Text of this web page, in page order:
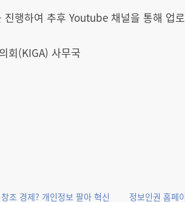
행하여 추후 Youtube 채널을 통해 업
회(KIGA) 사무국
조 경제? 개인정보 팔아 혁신
정보인권 홈페